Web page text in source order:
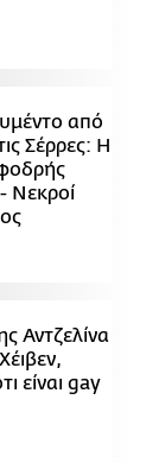
από
Σέρρες: Η
Νεκροί
Αντζελίνα
είναι gay